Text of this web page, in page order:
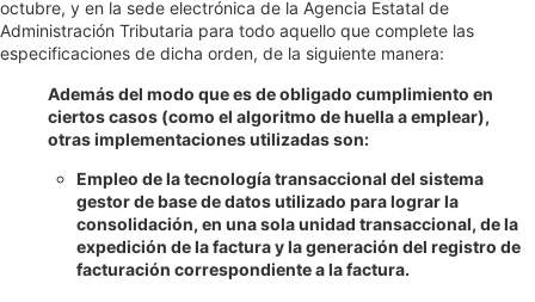
octubre, y en la sede electrónica de la Agencia Estatal de
Administración Tributaria para todo aquello que complete las
especificaciones de dicha orden, de la siguiente manera:
Además del modo que es de obligado cumplimiento en
ciertos casos (como el algoritmo de huella a emplear),
otras implementaciones utilizadas son:
Empleo de la tecnología transaccional del sistema
gestor de base de datos utilizado para lograr la
consolidación, en una sola unidad transaccional, de la
expedición de la factura y la generación del registro de
facturación correspondiente a la factura.